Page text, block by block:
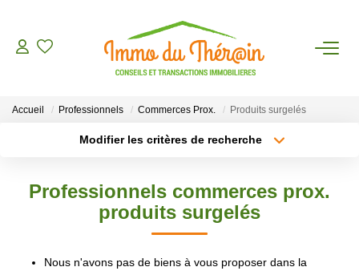
ESTIMER
Accueil Professionnels Commerces Prox. Produits surgelés
Modifier les critères de recherche
Type de bien
Surface min
Professionnels commerces prox.
produits surgelés
Nous n'avons pas de biens à vous proposer dans la